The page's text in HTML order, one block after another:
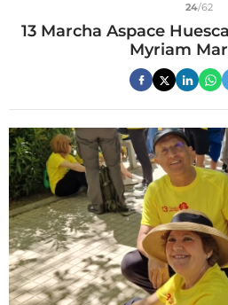
24/62
13 Marcha Aspace
Myriam